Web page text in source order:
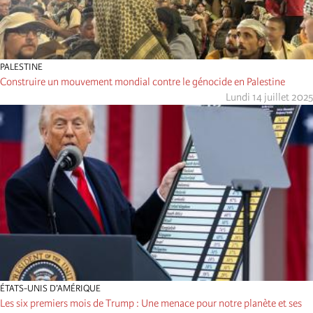
PALESTINE
Construire un mouvement mondial contre le génocide en Palestine
Lundi 14 juillet 2025
ÉTATS-UNIS D’AMÉRIQUE
Les six premiers mois de Trump : Une menace pour notre planète et ses